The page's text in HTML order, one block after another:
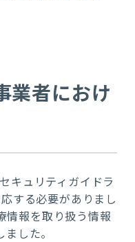
業者におけ
キュリティガイドラ
する必要がありまし
情報を取り扱う情報
した。